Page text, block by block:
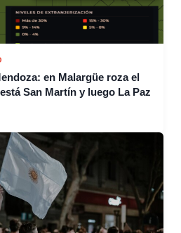
en Malargüe roza el
San Martín y luego La Paz